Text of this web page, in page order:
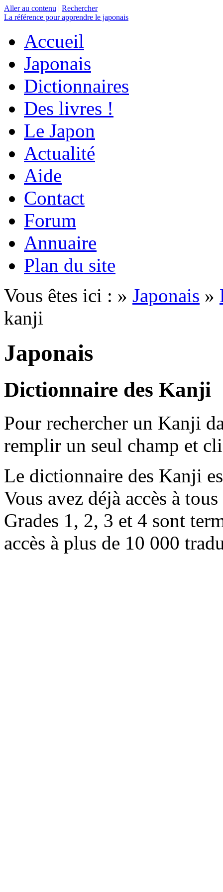
Aller au contenu | Rechercher
La référence pour apprendre le japonais
Accueil
Japonais
Dictionnaires
Des livres !
Le Japon
Actualité
Aide
Contact
Forum
Annuaire
Plan du site
Vous êtes ici : » Japonais »
kanji
Japonais
Dictionnaire des Kanji
Pour rechercher un Kanji
remplir un seul champ et
Le dictionnaire des Kanji
Vous avez déjà accès à
Grades 1, 2, 3 et 4 sont
accès à plus de 10 000